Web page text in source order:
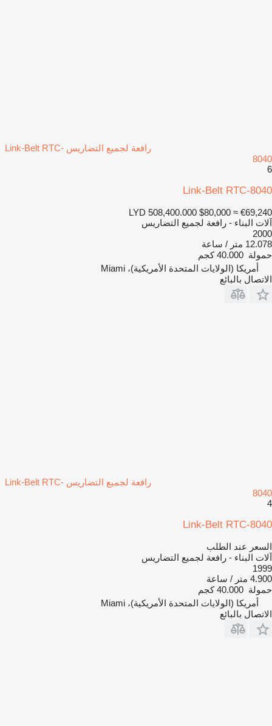
رافعة لجميع التضاريس Link-Belt RTC-
8040
6
Link-Belt RTC-8040
LYD 508,400.000 $80,000 ≈ €69,240
آلات البناء - رافعة لجميع التضاريس
2000
12.078 متر / ساعة
حمولة 40.000 كجم
أمريكا (الولايات المتحدة الأمريكية)، Miami
الاتصال بالبائع
رافعة لجميع التضاريس Link-Belt RTC-
8040
4
Link-Belt RTC-8040
السعر عند الطلب
آلات البناء - رافعة لجميع التضاريس
1999
4.900 متر / ساعة
حمولة 40.000 كجم
أمريكا (الولايات المتحدة الأمريكية)، Miami
الاتصال بالبائع